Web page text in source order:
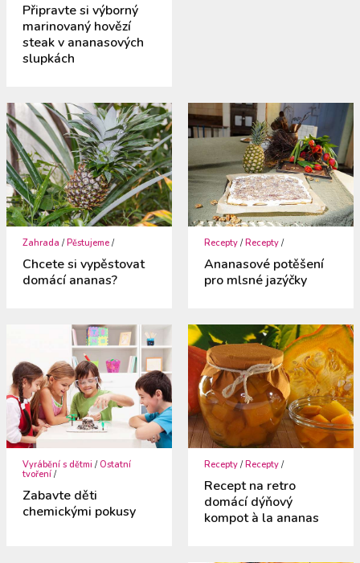
Připravte si výborný
marinovaný hovězí
steak v ananasových
slupkách
Zahrada /Pěstujeme /
Chcete si vypěstovat
domácí ananas?
Recepty /Recepty /
Ananasové potěšení
pro mlsné jazýčky
Vyrábění s dětmi /Ostatní
tvoření /
Zabavte děti
chemickými pokusy
Recepty /Recepty /
Recept na retro
domácí dýňový
kompot à la ananas